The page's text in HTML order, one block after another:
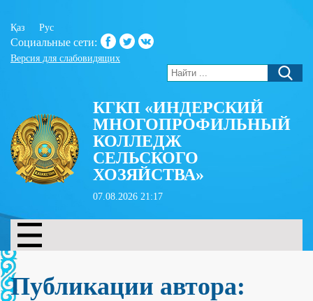
Қаз Рус
Социальные сети:
Версия для слабовидящих
КГКП «ИНДЕРСКИЙ
МНОГОПРОФИЛЬНЫЙ
КОЛЛЕДЖ
СЕЛЬСКОГО
ХОЗЯЙСТВА»
07.08.2026 21:17
Публикации автора: